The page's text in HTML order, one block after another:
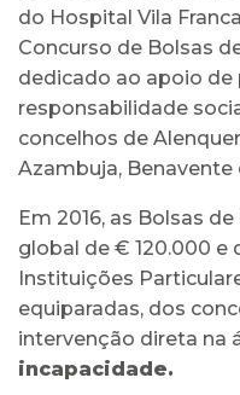
do Hospital Vila
Concurso de Bolsas
dedicado ao apoio
responsabilidade
concelhos de
Azambuja, Benavente
Em 2016, as Bolsas
global de € 120.000
Instituições
equiparadas, dos
intervenção direta na
incapacidade.